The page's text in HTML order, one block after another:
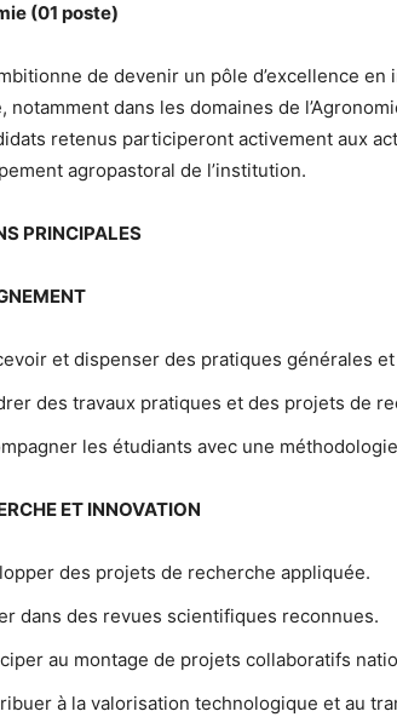
(01 poste)
de devenir un pôle d’excellence
notamment dans les domaines de
retenus participeront activement aux
agropastoral de l’institution.
PRINCIPALES
et dispenser des pratiques générales
des travaux pratiques et des projets de
les étudiants avec une
ET INNOVATION
des projets de recherche appliquée.
dans des revues scientifiques reconnues.
au montage de projets collaboratifs
à la valorisation technologique et au